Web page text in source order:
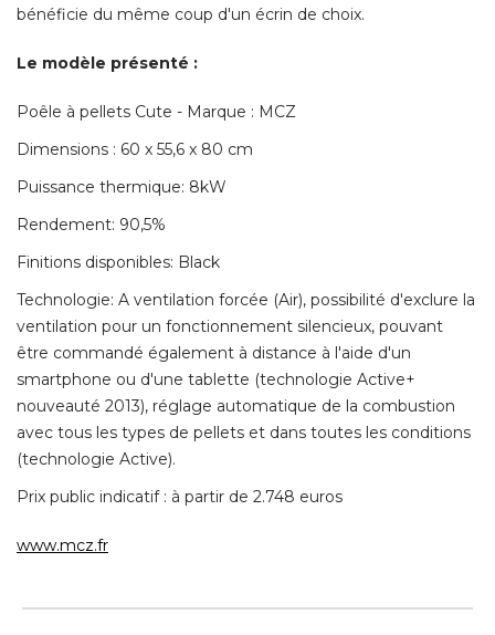
bénéficie du même coup d'un écrin de choix.
Le modèle présenté :
Poêle à pellets Cute - Marque : MCZ
Dimensions : 60 x 55,6 x 80 cm
Puissance thermique: 8kW
Rendement: 90,5%
Finitions disponibles: Black
Technologie: A ventilation forcée (Air), possibilité d'exclure la
ventilation pour un fonctionnement silencieux, pouvant
être commandé également à distance à l'aide d'un
smartphone ou d'une tablette (technologie Active+
nouveauté 2013), réglage automatique de la combustion
avec tous les types de pellets et dans toutes les conditions
(technologie Active).
Prix public indicatif : à partir de 2.748 euros
www.mcz.fr